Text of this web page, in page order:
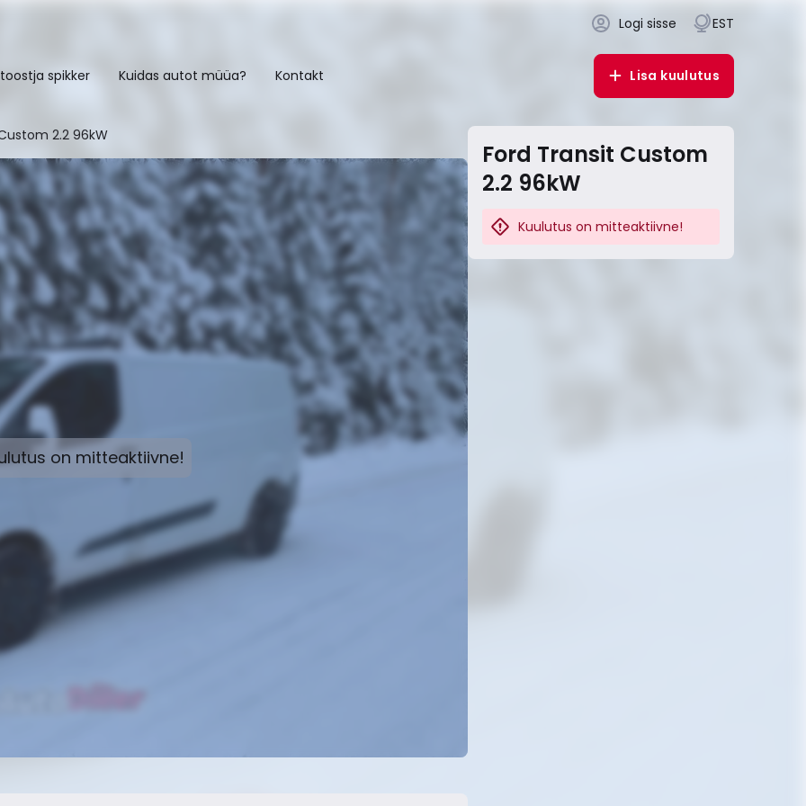
Logi sisse EST
spikker Kuidas autot müüa? Kontakt Lisa kuulutus
2.2 96kW
on mitteaktiivne!
Ford Transit Custom
2.2 96kW
Kuulutus on mitteaktiivne!